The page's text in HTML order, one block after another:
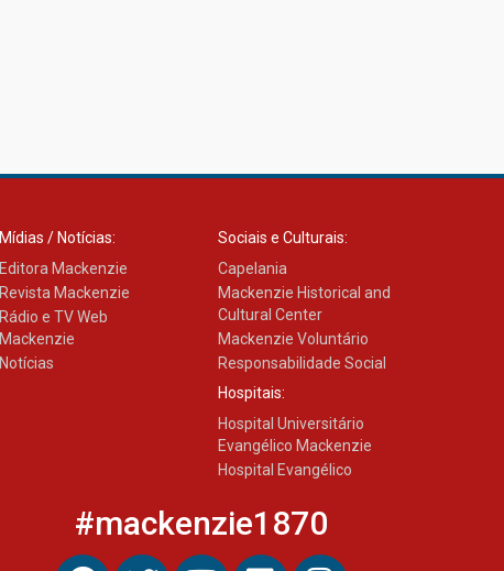
Mídias / Notícias:
Editora Mackenzie
Revista Mackenzie
Rádio e TV Web
Mackenzie
Notícias
Sociais e Culturais:
Capelania
Mackenzie Historical and
Cultural Center
Mackenzie Voluntário
Responsabilidade Social
Hospitais:
Hospital Universitário
Evangélico Mackenzie
Hospital Evangélico
#mackenzie1870